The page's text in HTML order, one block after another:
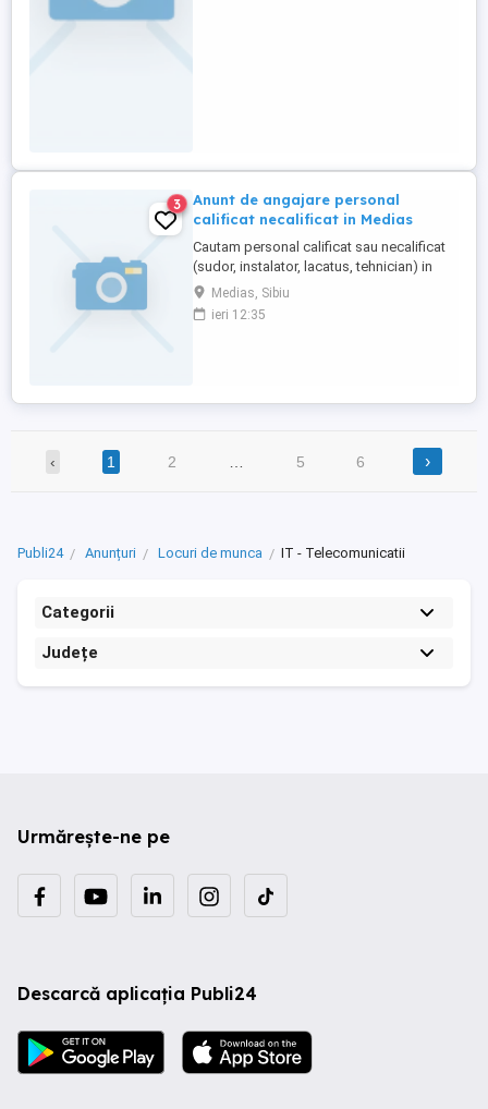
3
Anunt de angajare personal
calificat necalificat in Medias
Cautam personal calificat sau necalificat
(sudor, instalator, lacatus, tehnician) in
domeniul instalarii sistemelor de
securitate. Salariu atractiv! Relatii la
telefon de luni pana vineri intre orele 8-17.
Medias, Sibiu
ieri 12:35
‹ 1 2 5 6 ›
Publi24 Anunțuri Locuri de munca IT - Telecomunicatii
Categorii
Județe
Urmărește-ne pe
Descarcă aplicația Publi24